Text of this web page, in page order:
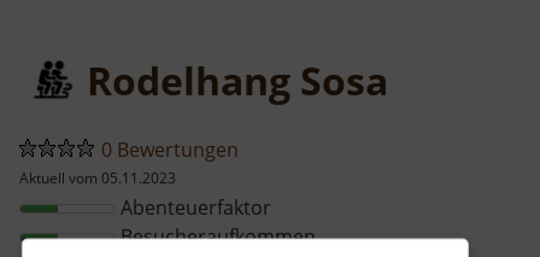
Rodelhang Sosa
0 Bewertungen
Aktuell vom 05.11.2023
Abenteuerfaktor
Besucheraufkommen